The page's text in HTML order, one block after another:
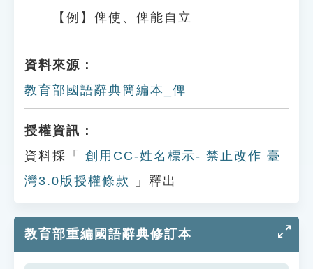
【例】俾使、俾能自立
資料來源：
教育部國語辭典簡編本_俾
授權資訊：
資料採「
創用CC-姓名標示- 禁止改作 臺
灣3.0版授權條款
」釋出
教育部重編國語辭典修訂本